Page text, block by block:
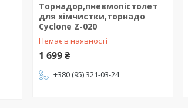
Торнадор,пневмопістолет
для хімчистки,торнадо
Cyclone Z-020
Немає в наявності
1 699 ₴
+380 (95) 321-03-24